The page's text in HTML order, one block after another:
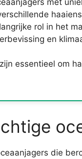
met
rol in het
en
essentieel om
die